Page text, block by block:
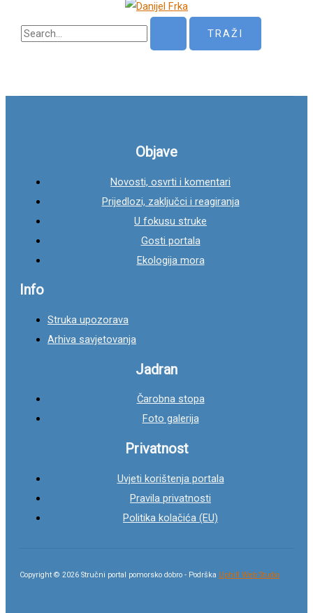
P
r
Objave
Novosti, osvrti i komentari
Prijedlozi, zaključci i reagiranja
U fokusu struke
Gosti portala
Ekologija mora
Info
Struka upozorava
Arhiva savjetovanja
Jadran
Čarobna stopa
Foto galerija
Privatnost
Uvjeti korištenja portala
Pravila privatnosti
Politika kolačića (EU)
Copyright © 2026 Stručni portal pomorsko dobro - Podrška Uphill Web Studio